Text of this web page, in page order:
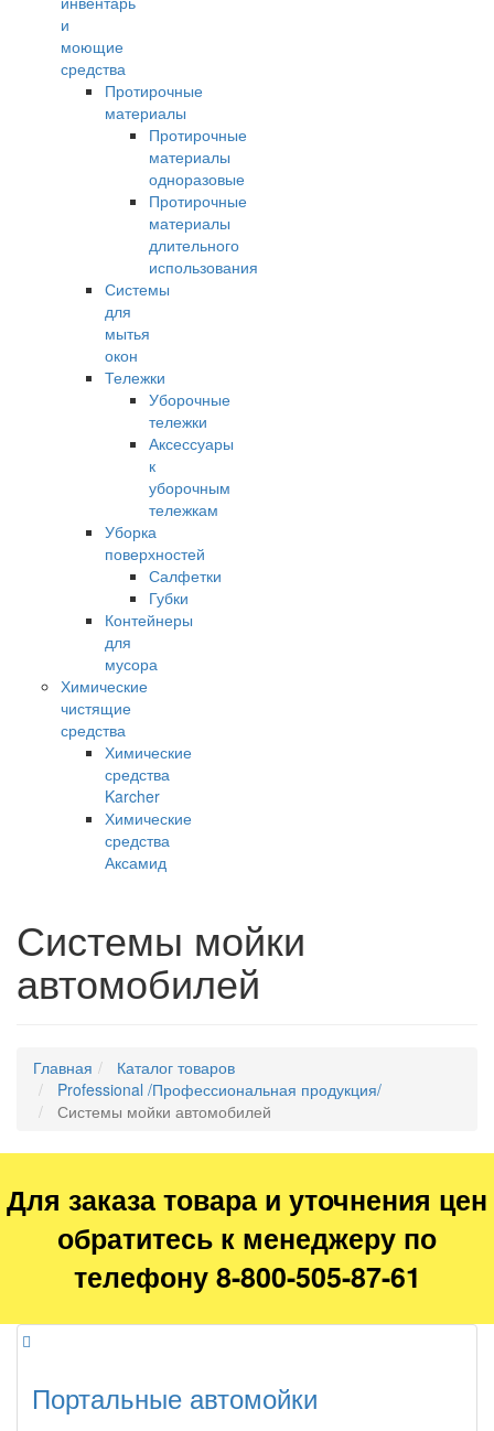
и
моющие
средства
Протирочные
материалы
Протирочные
материалы
одноразовые
Протирочные
материалы
длительного
использования
Системы
для
мытья
окон
Тележки
Уборочные
тележки
Аксессуары
к
уборочным
тележкам
Уборка
поверхностей
Салфетки
Губки
Контейнеры
для
мусора
Химические
чистящие
средства
Химические
средства
Karcher
Химические
средства
Аксамид
Системы мойки
автомобилей
Главная
Каталог товаров
Professional /Профессиональная продукция/
Системы мойки автомобилей
Для заказа товара и уточнения цен
обратитесь к менеджеру по
телефону 8-800-505-87-61
Портальные автомойки